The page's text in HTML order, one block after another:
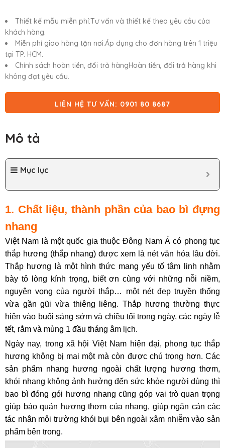
Thiết kế mẫu miễn phí:Tư vấn và thiết kế theo yêu cầu của
khách hàng.
Miễn phí giao hàng tận nơi:Áp dụng cho đơn hàng trên 1 triệu
tại TP. HCM.
Chính sách hoàn tiền, đổi trả hàngHoàn tiền, đổi trả hàng khi
không đạt yêu cầu.
LIÊN HỆ TƯ VẤN: 0901 80 8687
Mô tả
Mục lục
1. Chất liệu, thành phần của bao bì đựng
nhang
Việt Nam là một quốc gia thuộc Đông Nam Á có phong tục
thắp hương (thắp nhang) được xem là nét văn hóa lâu đời.
Thắp hương là một hình thức mang yếu tố tâm linh nhằm
bày tỏ lòng kính trọng, biết ơn cùng với những nỗi niềm,
nguyện vọng của người thắp… một nét đẹp truyền thống
vừa gần gũi vừa thiêng liêng. Thắp hương thường thực
hiện vào buổi sáng sớm và chiều tối trong ngày, các ngày lễ
tết, rằm và mùng 1 đầu tháng âm lịch.
Ngày nay, trong xã hội Việt Nam hiện đại, phong tục thắp
hương không bị mai một mà còn được chú trọng hơn. Các
sản phẩm nhang hương ngoài chất lượng hương thơm,
khói nhang không ảnh hưởng đến sức khỏe người dùng thì
bao bì đóng gói hương nhang cũng góp vai trò quan trọng
giúp bảo quản hương thơm của nhang, giúp ngăn cản các
tác nhân môi trường khói bụi bên ngoài xâm nhiễm vào sản
phẩm bên trong.